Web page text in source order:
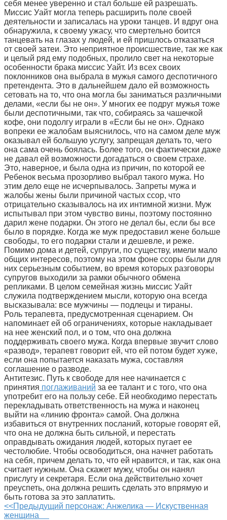
себя менее уверенно и стал больше ей разрешать.
Миссис Уайт могла теперь расширить поле своей
деятельности и записалась на уроки танцев. И вдруг она
обнаружила, к своему ужасу, что смертельно боится
танцевать на глазах у людей, и ей пришлось отказаться
от своей затеи. Это неприятное происшествие, так же как
и целый ряд ему подобных, пролило свет на некоторые
особенности брака миссис Уайт. Из всех своих
поклонников она выбрала в мужья самого деспотичного
претендента. Это в дальнейшем дало ей возможность
сетовать на то, что она могла бы заниматься различными
делами, «если бы не он». У многих ее подруг мужья тоже
были деспотичными, так что, собираясь за чашечкой
кофе, они подолгу играли в «Если бы не он». Однако
вопреки ее жалобам выяснилось, что на самом деле муж
оказывал ей большую услугу, запрещая делать то, чего
она сама очень боялась. Более того, он фактически даже
не давал ей возможности догадаться о своем страхе.
Это, наверное, и была одна из причин, по которой ее
Ребенок весьма прозорливо выбрал такого мужа. Hо
этим дело еще не исчерпывалось. Запреты мужа и
жалобы жены были причиной частых ссор, что
отрицательно сказывалось на их интимной жизни. Муж
испытывал при этом чувство вины, поэтому постоянно
дарил жене подарки. Он этого не делал бы, если бы все
было в порядке. Когда же муж предоставил жене больше
свободы, то его подарки стали и дешевле, и реже.
Помимо дома и детей, супруги, по существу, имели мало
общих интересов, поэтому на этом фоне ссоры были для
них серьезным событием, во время которых разговоры
супругов выходили за рамки обычного обмена
репликами. В целом семейная жизнь миссис Уайт
служила подтверждением мысли, которую она всегда
высказывала: все мужчины — подлецы и тираны.
Роль терапевта, предусмотренная сценарием. Он
напоминает ей об ограничениях, которые накладывает
на нее женский пол, и о том, что она должна
поддерживать своего мужа. Когда впервые звучит слово
«развод», терапевт говорит ей, что ей потом будет хуже,
если она попытается наказать мужа, составляя
соглашение о разводе.
Антитезис. Путь к свободе для нее начинается с
принятия поглаживаний за ее талант и с того, что она
употребит его на пользу себе. Ей необходимо перестать
перекладывать ответственность на мужа и наконец
выйти на «линию фронта» самой. Она должна
избавиться от внутренних посланий, которые говорят ей,
что она не должна быть сильной, и перестать
оправдывать ожидания людей, которых пугает ее
честолюбие. Чтобы освободиться, она начнет работать
на себя, причем делать то, что ей нравится, и так, как она
считает нужным. Она скажет мужу, чтобы он нанял
прислугу и секретаря. Если она действительно хочет
преуспеть, она должна решить сделать это впрямую и
быть готова за это заплатить.
<<Предыдущий персонаж: Анжелика — Искуственная
женщина